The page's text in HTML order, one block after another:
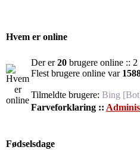
Hvem er online
Der er20 brugere online ::
Flest brugere online var
Tilmeldte brugere: Bing
Farveforklaring ::
Fødselsdage